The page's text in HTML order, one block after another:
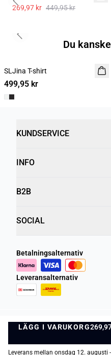
LÄGG I VARUKORG
LÄGG I
Leverans mellan onsdag 12. augusti
269,97 kr 449,95 kr
Previous slide
Du
SLJina T-shirt
499,95 kr
Previous slide
KUNDSERVICE
INFO
B2B
SOCIAL
Betalningsalternativ
Leveransalternativ